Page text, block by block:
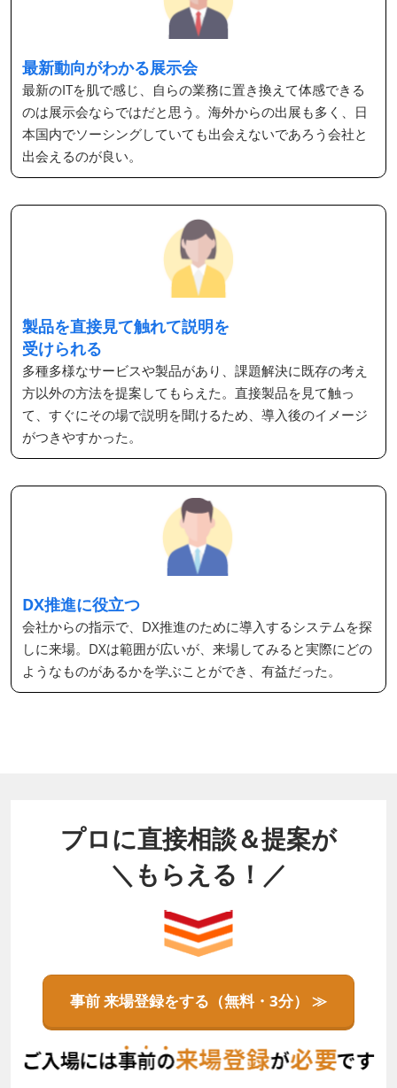
最新動向がわかる展示会
最新のITを肌で感じ、自らの業務に置き換えて体感できる
のは展示会ならではだと思う。海外からの出展も多く、日
本国内でソーシングしていても出会えないであろう会社と
出会えるのが良い。
製品を直接見て触れて説明を
受けられる
多種多様なサービスや製品があり、課題解決に既存の考え
方以外の方法を提案してもらえた。直接製品を見て触っ
て、すぐにその場で説明を聞けるため、導入後のイメージ
がつきやすかった。
DX推進に役立つ
会社からの指示で、DX推進のために導入するシステムを探
しに来場。DXは範囲が広いが、来場してみると実際にどの
ようなものがあるかを学ぶことができ、有益だった。
プロに直接相談＆提案が
＼もらえる！／
事前 来場登録をする（無料・3分） ≫